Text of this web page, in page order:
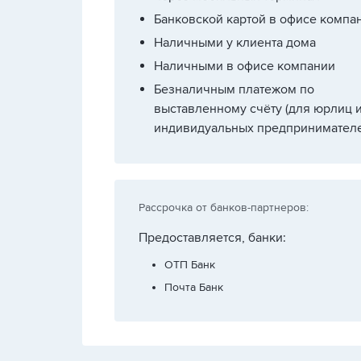
Банковской картой в офисе
Наличными у клиента дома
Наличными в офисе компании
Безналичным платежом по
выставленному счёту (для юрлиц и
индивидуальных
Рассрочка от банков-партнеров:
Предоставляется, банки:
ОТП Банк
Почта Банк